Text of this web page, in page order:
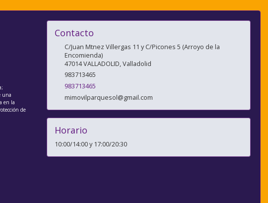
una
en la
de
Contacto
C/Juan Mtnez Villergas 11 y C/Picones 5 (Arroyo de la
Encomienda)
47014VALLADOLID,Valladolid
983713465
983713465
mimovilparquesol@gmail.com
Horario
10:00/14:00 y 17:00/20:30